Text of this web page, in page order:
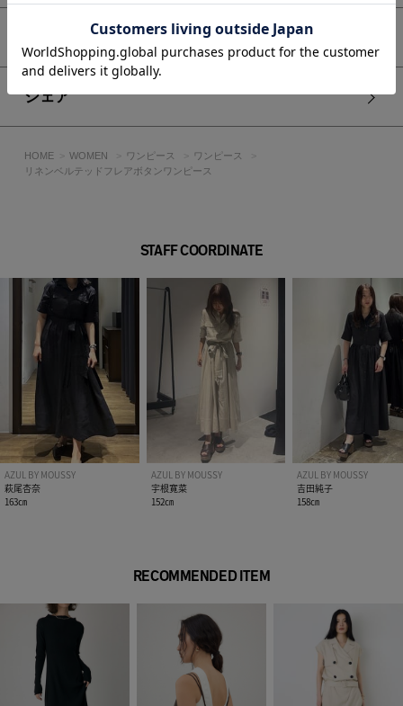
仕上がります。
カーディガンやジャケットを羽織って、きちんとシーンにも対
応可能です。
麻もレーヨンもどちらの繊維も吸湿・放湿性に優れており、肌
に触れるとひんやりと感じるため、夏場の服に最適な素材で
透け感：なし
■モデル身長：165cm、着用サイズ：Mサイズ
[注意事項]
※画像の商品はサンプルです。実際の商品と仕様、加工が若干
異なる場合があります。
※画像の商品は光の照射や角度、お使いのモニター環境によ
り、実物と色味が異なる場合がございます。
※着用、お取り扱いの際は、アテンションタグをご確認くださ
い。
アイテムサイズ
シェア
HOME WOMEN ワンピース
ワンピース
リネンベルテッドフレアボタンワンピース
STAFF COORDINATE
AZUL BY MOUSSY
萩尾杏奈
163㎝
AZUL BY MOUSSY
宇根寛菜
152㎝
AZUL BY MOUSSY
吉田純子
158㎝
RECOMMENDED ITEM